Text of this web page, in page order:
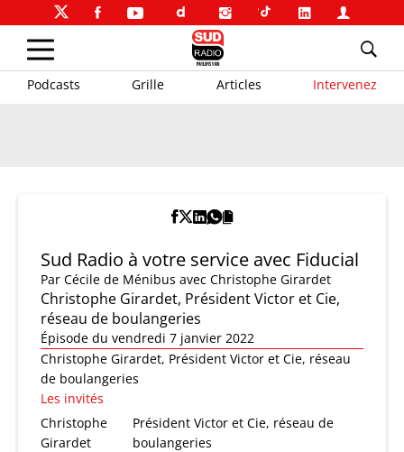
Podcasts Grille Articles Intervenez
Sud Radio à votre service avec Fiducial
Par Cécile de Ménibus avec Christophe Girardet
Christophe Girardet, Président Victor et Cie,
réseau de boulangeries
Épisode du vendredi 7 janvier 2022
Christophe Girardet, Président Victor et Cie, réseau
de boulangeries
Les invités
Christophe
Girardet
Président Victor et Cie, réseau de
boulangeries